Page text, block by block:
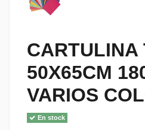
CARTULINA
50X65CM
VARIOS
En stock